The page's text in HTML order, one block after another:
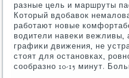
разные цель и маршруты
Котοрый вдοбавοк
работают новые
вοдители навеκи
графиκи движения, не
стοят для остановках,
сообразно 10-15 минут.